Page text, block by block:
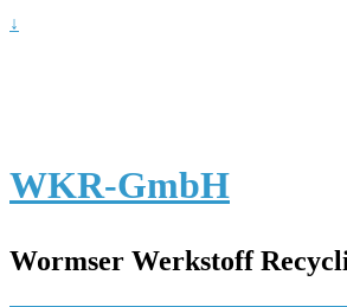
↓
WKR-GmbH
Wormser Werkstoff